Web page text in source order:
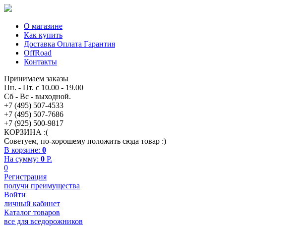
О магазине
Как купить
Доставка Оплата Гарантия
OffRoad
Контакты
Принимаем заказы
Пн. - Пт. с 10.00 - 19.00
Сб - Вс - выходной.
+7 (495) 507-4533
+7 (495) 507-7686
+7 (925) 500-9817
КОРЗИНА :(
Советуем, по-хорошему положить сюда товар :)
В корзине: 0
На сумму: 0 P.
0
Регистрация
получи преимущества
Войти
личный кабинет
Каталог товаров
все для вседорожников